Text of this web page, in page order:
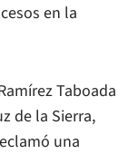
en la
Taboada
de la Sierra,
una